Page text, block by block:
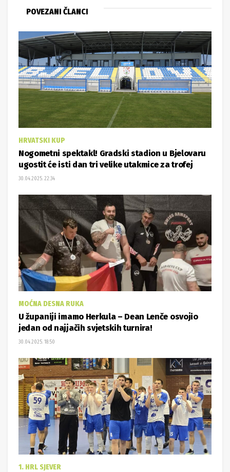
POVEZANI ČLANCI
HRVATSKI KUP
Nogometni spektakl! Gradski stadion u Bjelovaru
ugostit će isti dan tri velike utakmice za trofej
30.04.2025. 22:34
MOĆNA DESNA RUKA
U županiji imamo Herkula – Dean Lenče osvojio
jedan od najjačih svjetskih turnira!
30.04.2025. 18:50
1. HRL SJEVER